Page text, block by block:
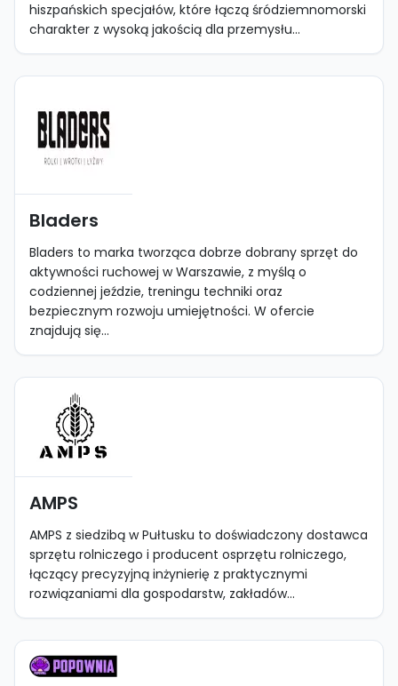
hiszpańskich specjałów, które łączą śródziemnomorski
charakter z wysoką jakością dla przemysłu...
Bladers
Bladers to marka tworząca dobrze dobrany sprzęt do
aktywności ruchowej w Warszawie, z myślą o
codziennej jeździe, treningu techniki oraz
bezpiecznym rozwoju umiejętności. W ofercie
znajdują się...
AMPS
AMPS z siedzibą w Pułtusku to doświadczony dostawca
sprzętu rolniczego i producent osprzętu rolniczego,
łączący precyzyjną inżynierię z praktycznymi
rozwiązaniami dla gospodarstw, zakładów...